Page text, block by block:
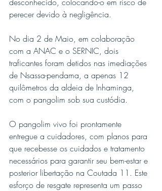
perecer devido à negligência.
No dia 2 de Maio, em colaboração
com a ANAC e o SERNIC, dois
traficantes foram detidos nas imediações
de Nsassa-pendama, a apenas 12
quilômetros da aldeia de Inhaminga,
com o pangolim sob sua custódia.
O pangolim vivo foi prontamente
entregue a cuidadores, com planos para
que recebesse os cuidados e tratamento
necessários para garantir seu bem-estar e
posterior libertação na Coutada 11. Este
esforço de resgate representa um passo